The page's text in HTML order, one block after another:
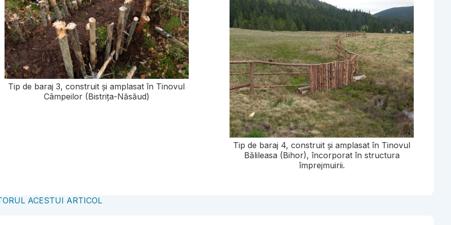
Tip de baraj 4, construit și amplasat în Tinovul
Bălileasa (Bihor), încorporat în structura
împrejmuirii.
Tip de baraj 3, construit și amplasat în Tinovul
Câmpeilor (Bistrița-Năsăud)
ACESTUI ARTICOL